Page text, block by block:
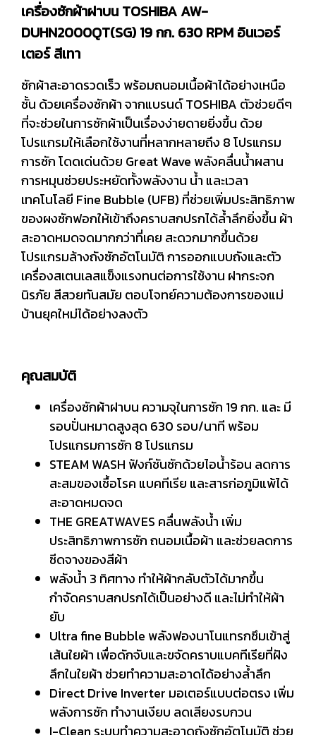
เครื่องซักผ้าฝาบน TOSHIBA AW-
DUHN2000QT(SG) 19 กก. 630 RPM อินเวอร์
เตอร์ สีเทา
ซักผ้าสะอาดรวดเร็ว พร้อมถนอมเนื้อผ้าได้อย่างเหนือ
ชั้น ด้วยเครื่องซักผ้า จากแบรนด์ TOSHIBA ตัวช่วยดีๆ
ที่จะช่วยในการซักผ้าเป็นเรื่องง่ายดายยิ่งขึ้น ด้วย
โปรแกรมให้เลือกใช้งานที่หลากหลายถึง 8 โปรแกรม
การซัก โดดเด่นด้วย Great Wave พลังคลื่นน้ำผสาน
การหมุนช่วยประหยัดทั้งพลังงาน น้ำ และเวลา
เทคโนโลยี Fine Bubble (UFB) ที่ช่วยเพิ่มประสิทธิภาพ
ของผงซักฟอกให้เข้าถึงคราบสกปรกได้ล้ำลึกยิ่งขึ้น ผ้า
สะอาดหมดจดมากกว่าที่เคย สะดวกมากขึ้นด้วย
โปรแกรมล้างถังซักอัตโนมัติ การออกแบบถังและตัว
เครื่องสเตนเลสแข็งแรงทนต่อการใช้งาน ฝากระจก
นิรภัย สีสวยทันสมัย ตอบโจทย์ความต้องการของแม่
บ้านยุคใหม่ได้อย่างลงตัว
คุณสมบัติ
เครื่องซักผ้าฝาบน ความจุในการซัก 19 กก. และ มี
รอบปั่นหมาดสูงสุด 630 รอบ/นาที พร้อม
โปรแกรมการซัก 8 โปรแกรม
STEAM WASH ฟังก์ชันซักด้วยไอน้ำร้อน ลดการ
สะสมของเชื้อโรค แบคทีเรีย และสารก่อภูมิแพ้ได้
สะอาดหมดจด
THE GREATWAVES คลื่นพลังน้ำ เพิ่ม
ประสิทธิภาพการซัก ถนอมเนื้อผ้า และช่วยลดการ
ซีดจางของสีผ้า
พลังน้ำ 3 ทิศทาง ทำให้ผ้ากลับตัวได้มากขึ้น
กำจัดคราบสกปรกได้เป็นอย่างดี และไม่ทำให้ผ้า
ยับ
Ultra fine Bubble พลังฟองนาโนแทรกซึมเข้าสู่
เส้นใยผ้า เพื่อดักจับและขจัดคราบแบคทีเรียที่ฝัง
ลึกในใยผ้า ช่วยทำความสะอาดได้อย่างล้ำลึก
Direct Drive Inverter มอเตอร์แบบต่อตรง เพิ่ม
พลังการซัก ทำงานเงียบ ลดเสียงรบกวน
I-Clean ระบบทำความสะอาดถังซักอัตโนมัติ ช่วย